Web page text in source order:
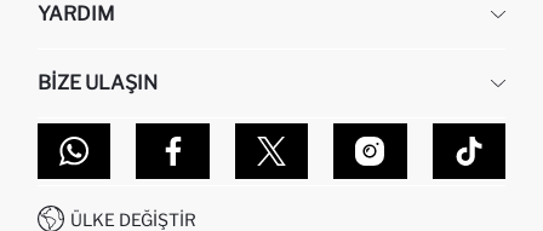
HAKKIMIZDA
KURUMSAL SATIŞ
DEFACTO TEKNOLOJI
SITEMAP
YARDIM
SIPARIŞIMI NASIL TAKIP EDERIM?
NASIL İADE EDERIM?
GIFT CLUB SIKÇA SORULAN SORULAR
İŞLEM REHBERI
KAMPANYALAR
BIZE ULAŞIN
MAĞAZALARIMIZ
İLETIŞIM FORMU
0850 333 22 86
ÜLKE DEĞIŞTIR